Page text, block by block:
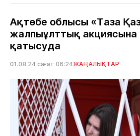
Ақтөбе облысы «Таза
жалпыұлттық акциясына
қатысуда
01.08.24 сағат 06:24ЖАҢАЛЫҚТАР